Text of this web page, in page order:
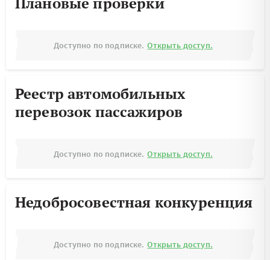
Доступно по подписке. Открыть доступ.
Реестр автомобильных
перевозок пассажиров
Доступно по подписке. Открыть доступ.
Недобросовестная конкуренция
Доступно по подписке. Открыть доступ.